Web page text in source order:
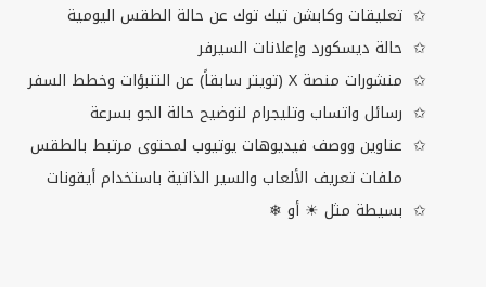
تعليقات وكابشن تيك توك عن حالة الطقس اليومية
حالة ديسكورد وإعلانات السيرفر
منشورات منصةX (تويتر سابقاً) عن التنبؤات وخطط السفر
رسائل واتساب وتليجرام لتوضيح حالة الجو بسرعة
عناوين ووصف فيديوهات يوتيوب لمحتوى مرتبط بالطقس
ملفات تعريف الألعاب والسير الذاتية باستخدام أيقونات
بسيطة مثل ☀ أو ❄